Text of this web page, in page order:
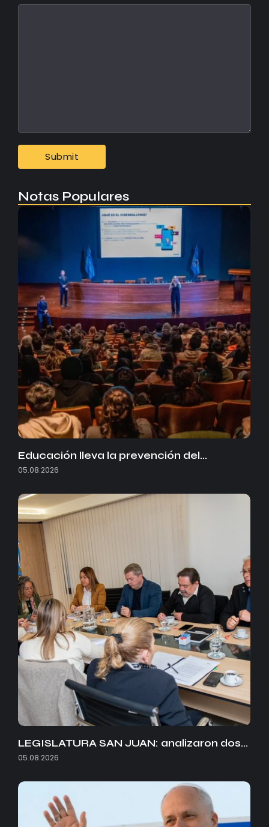
Notas Populares
Educación lleva la prevención del…
05.08.2026
LEGISLATURA SAN JUAN: analizaron dos…
05.08.2026